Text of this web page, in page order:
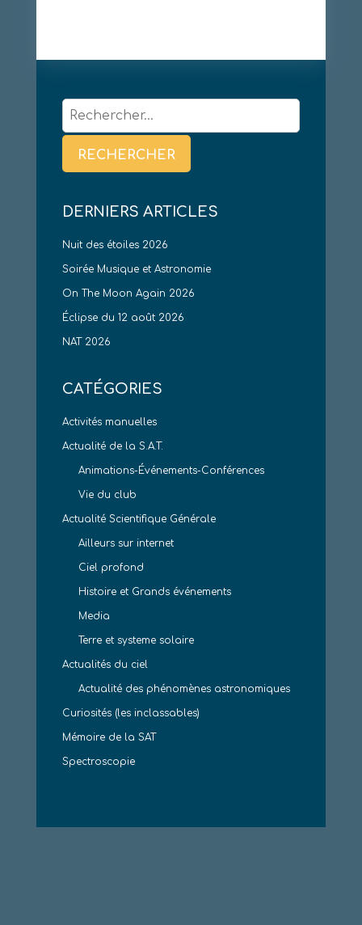
Rechercher :
DERNIERS ARTICLES
Nuit des étoiles 2026
Soirée Musique et Astronomie
On The Moon Again 2026
Éclipse du 12 août 2026
NAT 2026
CATÉGORIES
Activités manuelles
Actualité de la S.A.T.
Animations-Événements-Conférences
Vie du club
Actualité Scientifique Générale
Ailleurs sur internet
Ciel profond
Histoire et Grands événements
Media
Terre et systeme solaire
Actualités du ciel
Actualité des phénomènes astronomiques
Curiosités (les inclassables)
Mémoire de la SAT
Spectroscopie